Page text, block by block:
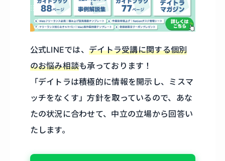
公式LINEでは、デイトラ受講に関する個別
のお悩み相談も承っております！
「デイトラは積極的に情報を開示し、ミスマ
ッチをなくす」方針を取っているので、あな
たの状況に合わせて、中立の立場から回答い
たします。